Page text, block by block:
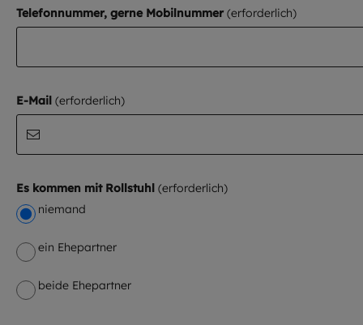
Telefonnummer, gerne Mobilnummer
E-Mail
Es kommen mit Rollstuhl
niemand
ein Ehepartner
beide Ehepartner